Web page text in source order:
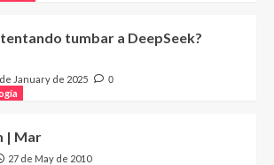
tumbar a DeepSeek?
January de 2025 0
| Mar
27 de May de 2010